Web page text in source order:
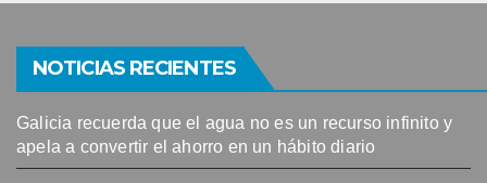
NOTICIAS RECIENTES
Galicia recuerda que el agua no es un recurso infinito y
apela a convertir el ahorro en un hábito diario